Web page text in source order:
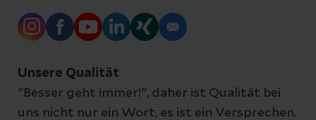
Unsere Qualität
"Besser geht immer!", daher ist Qualität bei
uns nicht nur ein Wort, es ist ein Versprechen.